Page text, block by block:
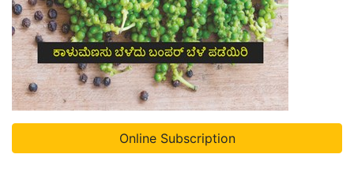
Online Subscription